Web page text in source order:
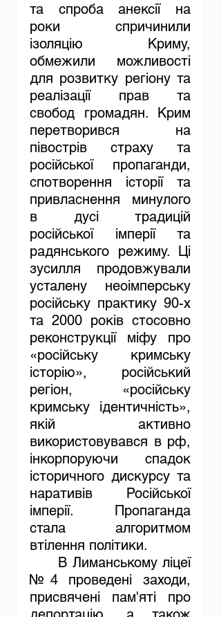
та спроба анексії на
роки спричинили
ізоляцію Криму,
обмежили можливості
для розвитку регіону та
реалізації прав та
свобод громадян. Крим
перетворився на
півострів страху та
російської пропаганди,
спотворення історії та
привласнення минулого
в дусі традицій
російської імперії та
радянського режиму. Ці
зусилля продовжували
усталену неоімперську
російську практику 90-х
та 2000 років стосовно
реконструкції міфу про
«російську кримську
історію», російський
регіон, «російську
кримську ідентичність»,
якій активно
використовувався в рф,
інкорпоруючи спадок
історичного дискурсу та
наративів Російської
імперії. Пропаганда
стала алгоритмом
втілення політики.
№4 проведені заходи,
присвячені пам'яті про